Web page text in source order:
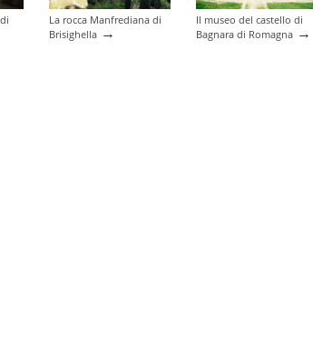
La rocca Manfrediana di
Brisighella →
Il museo del castello di
Bagnara di Romagna →